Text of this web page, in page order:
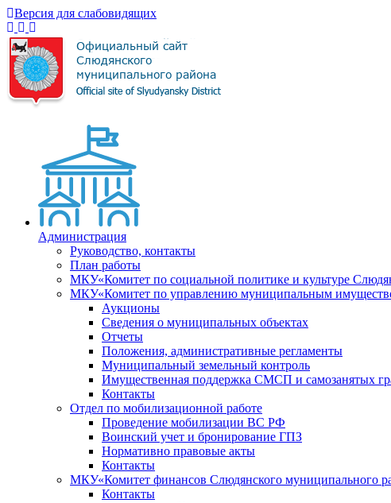
Версия для слабовидящих
Администрация
Руководство, контакты
План работы
МКУ«Комитет по социальной политике и культуре
МКУ«Комитет по управлению муниципальным
Аукционы
Сведения о муниципальных объектах
Отчеты
Положения, административные регламенты
Муниципальный земельный контроль
Имущественная поддержка СМСП и самозанятых
Контакты
Отдел по мобилизационной работе
Проведение мобилизации ВС РФ
Воинский учет и бронирование ГПЗ
Нормативно правовые акты
Контакты
МКУ«Комитет финансов Слюдянского муниципального
Контакты